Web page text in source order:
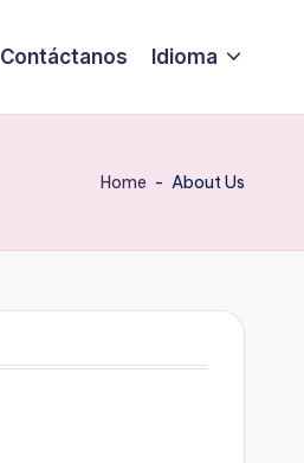
Contáctanos Idioma
Home - About Us